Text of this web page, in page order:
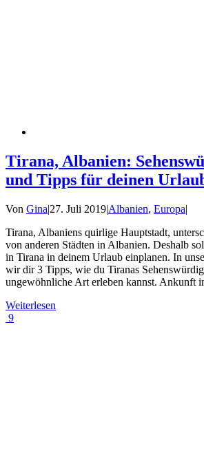
Tirana, Albanien:
und Tipps für deinen
Von Gina|27. Juli 2019|Albanien, Europa|
Tirana, Albaniens quirlige Hauptstadt,
von anderen Städten in Albanien. Deshalb
in Tirana in deinem Urlaub einplanen. In
wir dir 3 Tipps, wie du Tiranas
ungewöhnliche Art erleben kannst. Ankunft
Weiterlesen
9